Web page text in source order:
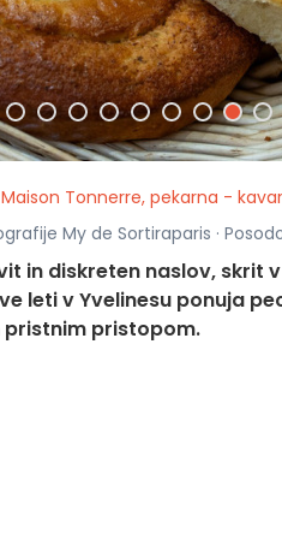
Maison Tonnerre, pekarna -
My de Sortiraparis ·
in diskreten naslov, skrit
leti v Yvelinesu ponuja
pristnim pristopom.